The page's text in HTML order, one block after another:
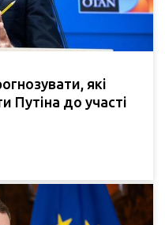
які
Путіна до участі